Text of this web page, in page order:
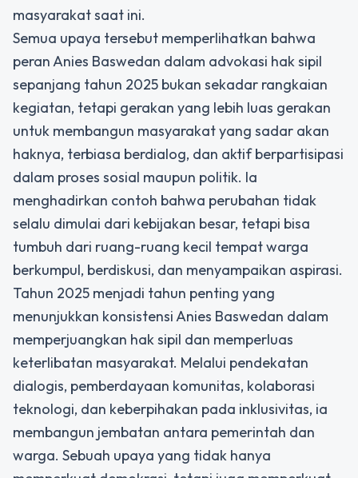
masyarakat saat ini.
Semua upaya tersebut memperlihatkan bahwa
peran Anies Baswedan dalam advokasi hak sipil
sepanjang tahun 2025 bukan sekadar rangkaian
kegiatan, tetapi gerakan yang lebih luas gerakan
untuk membangun masyarakat yang sadar akan
haknya, terbiasa berdialog, dan aktif berpartisipasi
dalam proses sosial maupun politik. Ia
menghadirkan contoh bahwa perubahan tidak
selalu dimulai dari kebijakan besar, tetapi bisa
tumbuh dari ruang-ruang kecil tempat warga
berkumpul, berdiskusi, dan menyampaikan aspirasi.
Tahun 2025 menjadi tahun penting yang
menunjukkan konsistensi Anies Baswedan dalam
memperjuangkan hak sipil dan memperluas
keterlibatan masyarakat. Melalui pendekatan
dialogis, pemberdayaan komunitas, kolaborasi
teknologi, dan keberpihakan pada inklusivitas, ia
membangun jembatan antara pemerintah dan
warga. Sebuah upaya yang tidak hanya